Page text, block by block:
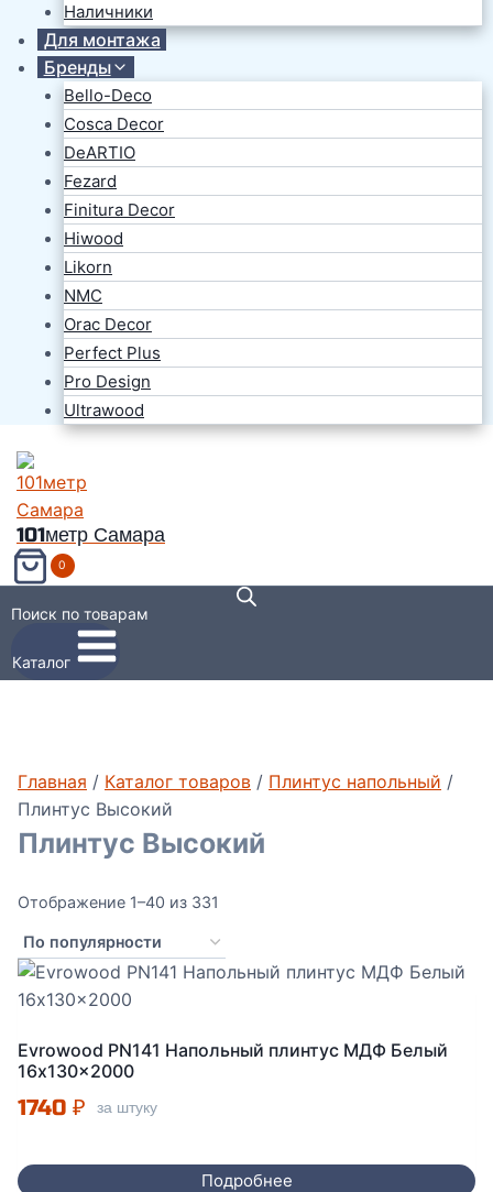
Наличники
Для монтажа
Бренды
Bello-Deco
Cosca Decor
DeARTIO
Fezard
Finitura Decor
Hiwood
Likorn
NMC
Orac Decor
Perfect Plus
Pro Design
Ultrawood
101метр Самара
0
Поиск по товарам
Каталог
Главная / Каталог товаров / Плинтус напольный /
Плинтус Высокий
Плинтус Высокий
Отображение 1–40 из 331
популярности
Evrowood PN141 Напольный плинтус МДФ Белый
16x130x2000
1740 ₽ за штуку
Подробнее